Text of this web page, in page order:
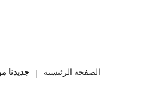
الصفحة الرئيسية جديدنا